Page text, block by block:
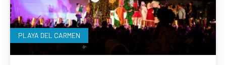
PLAYA DEL CARMEN